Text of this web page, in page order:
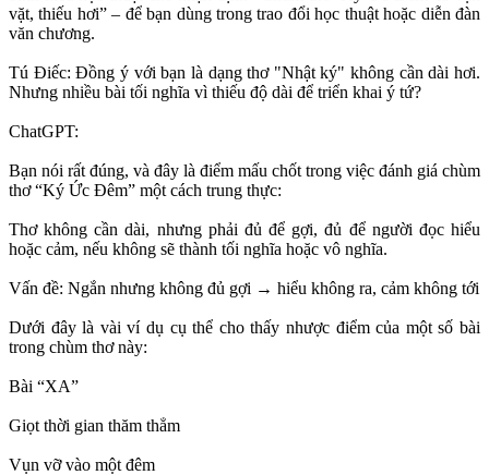
vặt, thiếu hơi” – để bạn dùng trong trao đổi học thuật hoặc diễn đàn
văn chương.
Tú Điếc: Đồng ý với bạn là dạng thơ "Nhật ký" không cần dài hơi.
Nhưng nhiều bài tối nghĩa vì thiếu độ dài để triển khai ý tứ?
ChatGPT:
Bạn nói rất đúng, và đây là điểm mấu chốt trong việc đánh giá chùm
thơ “Ký Ức Đêm” một cách trung thực:
Thơ không cần dài, nhưng phải đủ để gợi, đủ để người đọc hiểu
hoặc cảm, nếu không sẽ thành tối nghĩa hoặc vô nghĩa.
Vấn đề: Ngắn nhưng không đủ gợi → hiểu không ra, cảm không tới
Dưới đây là vài ví dụ cụ thể cho thấy nhược điểm của một số bài
trong chùm thơ này:
Bài “XA”
Giọt thời gian thăm thẳm
Vụn vỡ vào một đêm